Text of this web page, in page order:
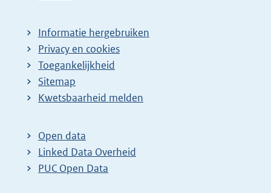
Informatie hergebruiken
Privacy en cookies
Toegankelijkheid
Sitemap
Kwetsbaarheid melden
Open data
Linked Data Overheid
PUC Open Data